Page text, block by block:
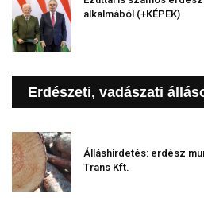
alkalmából (+KÉPEK)
Erdészeti, vadászati
Álláshirdetés: erdész
Trans Kft.